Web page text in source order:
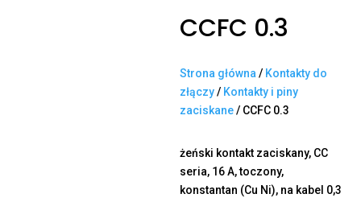
CCFC 0.3
Strona główna / Kontakty do
złączy/ Kontakty i piny
zaciskane/ CCFC 0.3
żeński kontakt zaciskany, CC
seria, 16 A, toczony,
konstantan (Cu Ni), na kabel 0,3